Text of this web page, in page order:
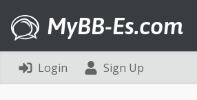
MyBB-Es.com
Login Sign Up